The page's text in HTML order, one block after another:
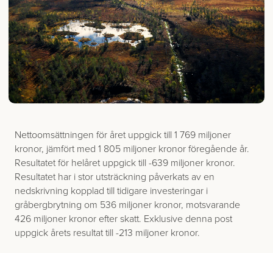
Nettoomsättningen för året uppgick till 1 769 miljoner
kronor, jämfört med 1 805 miljoner kronor föregående år.
Resultatet för helåret uppgick till -639 miljoner kronor.
Resultatet har i stor utsträckning påverkats av en
nedskrivning kopplad till tidigare investeringar i
gråbergbrytning om 536 miljoner kronor, motsvarande
426 miljoner kronor efter skatt. Exklusive denna post
uppgick årets resultat till -213 miljoner kronor.